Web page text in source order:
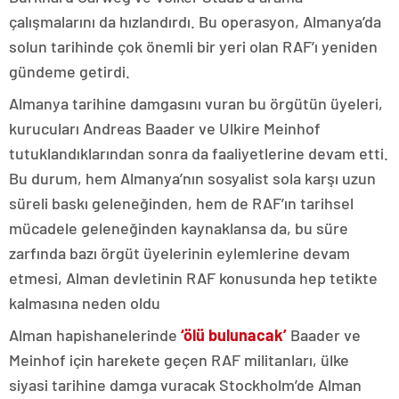
çalışmalarını da hızlandırdı. Bu operasyon, Almanya’da
solun tarihinde çok önemli bir yeri olan RAF’ı yeniden
gündeme getirdi.
Almanya tarihine damgasını vuran bu örgütün üyeleri,
kurucuları Andreas Baader ve Ulkire Meinhof
tutuklandıklarından sonra da faaliyetlerine devam etti.
Bu durum, hem Almanya’nın sosyalist sola karşı uzun
süreli baskı geleneğinden, hem de RAF’ın tarihsel
mücadele geleneğinden kaynaklansa da, bu süre
zarfında bazı örgüt üyelerinin eylemlerine devam
etmesi, Alman devletinin RAF konusunda hep tetikte
kalmasına neden oldu
Alman hapishanelerinde ‘ölü bulunacak’ Baader ve
Meinhof için harekete geçen RAF militanları, ülke
siyasi tarihine damga vuracak Stockholm’de Alman